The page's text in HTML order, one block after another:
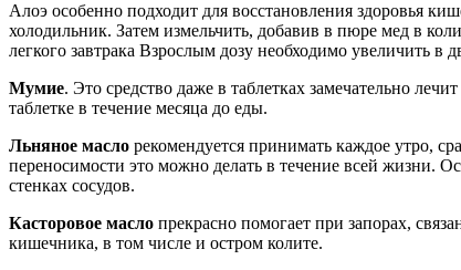
Алоэ особенно подходит для восстановления здоровья
холодильник. Затем измельчить, добавив в пюре мед в
легкого завтрака Взрослым дозу необходимо увеличить в
Мумие. Это средство даже в таблетках замечательно
таблетке в течение месяца до еды.
Льняное масло рекомендуется принимать каждое утро,
переносимости это можно делать в течение всей жизни.
стенках сосудов.
Касторовое масло прекрасно помогает при запорах,
кишечника, в том числе и остром колите.